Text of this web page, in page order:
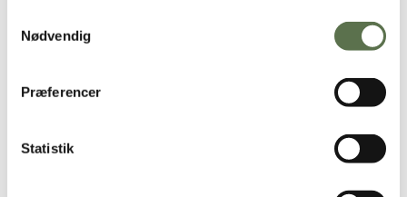
Nødvendig
Præferencer
Statistik
Rør kagemassen sammen med en ske i ca. 3-4 minutter til den
kagedejen op, og fordel dejen jævnt.
spsk. romessens, indtil den samler sig til en ensartet masse.